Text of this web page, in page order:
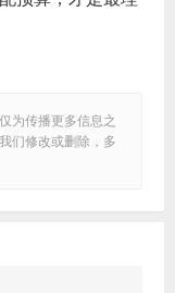
为传播更多信息之
们修改或删除，多